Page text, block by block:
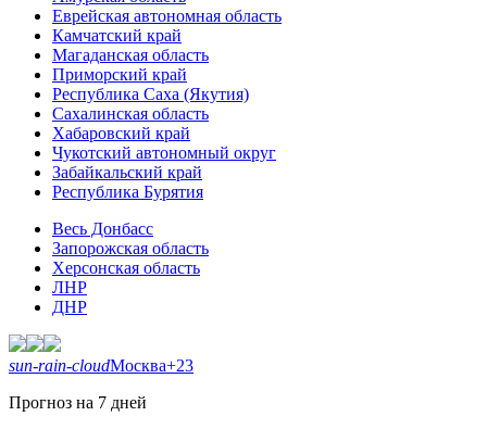
Еврейская автономная область
Камчатский край
Магаданская область
Приморский край
Республика Саха (Якутия)
Сахалинская область
Хабаровский край
Чукотский автономный округ
Забайкальский край
Республика Бурятия
Весь Донбасс
Запорожская область
Херсонская область
ЛНР
ДНР
sun-rain-cloudМосква+23
Прогноз на 7 дней